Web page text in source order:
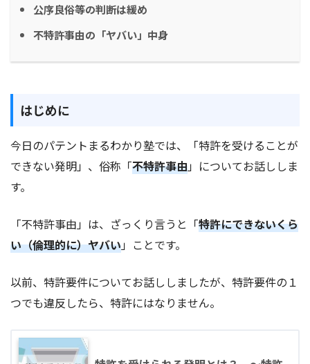
公序良俗等の判断は緩め
不特許事由の「ヤバい」中身
はじめに
今日のパテントまるわかり塾では、「特許を受けることが
できない発明」、俗称「不特許事由」についてお話ししま
す。
「不特許事由」は、ざっくり言うと「特許にできないくら
い（倫理的に）ヤバい」ことです。
以前、特許要件についてお話ししましたが、特許要件の１
つでも違反したら、特許にはなりません。